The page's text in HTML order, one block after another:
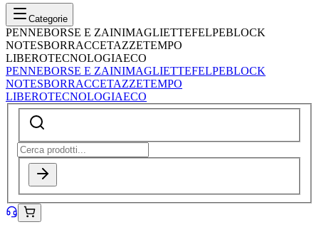
Categorie
PENNEBORSE E ZAINIMAGLIETTEFELPEBLOCK
NOTESBORRACCETAZZETEMPO
LIBEROTECNOLOGIAECO
PENNEBORSE E ZAINIMAGLIETTEFELPEBLOCK
NOTESBORRACCETAZZETEMPO
LIBEROTECNOLOGIAECO